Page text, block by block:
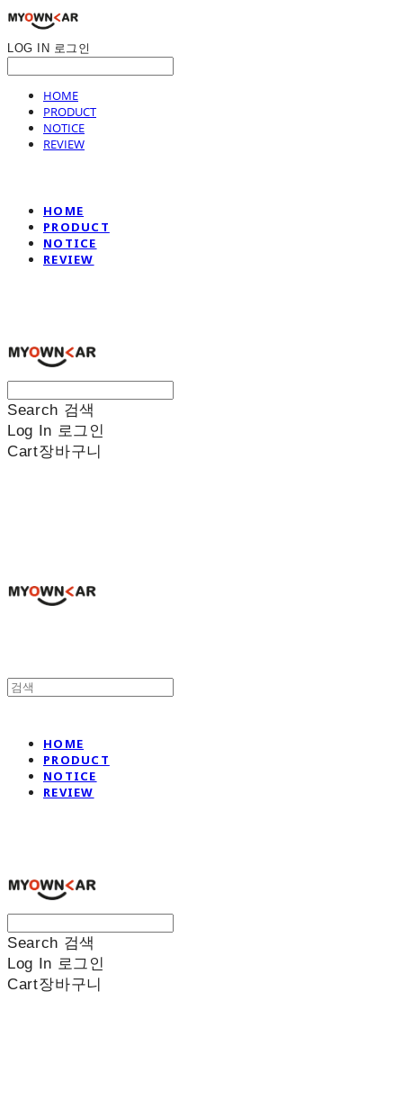
LOG IN 로그인
HOME
PRODUCT
NOTICE
REVIEW
HOME
PRODUCT
NOTICE
REVIEW
Search 검색
Log In 로그인
Cart장바구니
HOME
PRODUCT
NOTICE
REVIEW
Search 검색
Log In 로그인
Cart장바구니